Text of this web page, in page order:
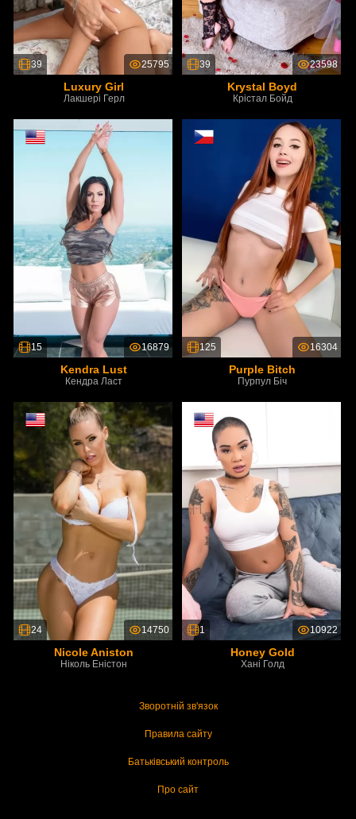
39 25795
Luxury Girl
Лакшері Герл
39 23598
Krystal Boyd
Крістал Бойд
15 16879
Kendra Lust
Кендра Ласт
125 16304
Purple Bitch
Пурпул Біч
24 14750
Nicole Aniston
Ніколь Еністон
1 10922
Honey Gold
Хані Голд
Зворотній зв'язок
Правила сайту
Батьківський контроль
Про сайт